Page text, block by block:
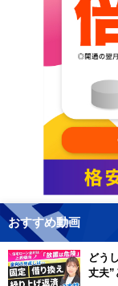
おすすめ動画
どう
丈夫”